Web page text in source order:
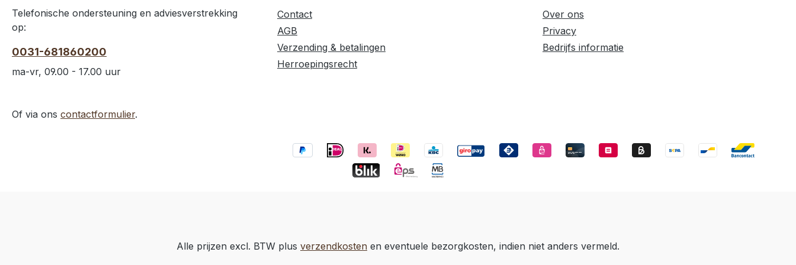
Telefonische ondersteuning en adviesverstrekking
op:
0031-681860200
ma-vr, 09.00 - 17.00 uur
Of via ons contactformulier.
Contact
AGB
Verzending & betalingen
Herroepingsrecht
Over ons
Privacy
Bedrijfs informatie
Alle prijzen excl. BTW plus verzendkosten en eventuele bezorgkosten, indien niet anders vermeld.